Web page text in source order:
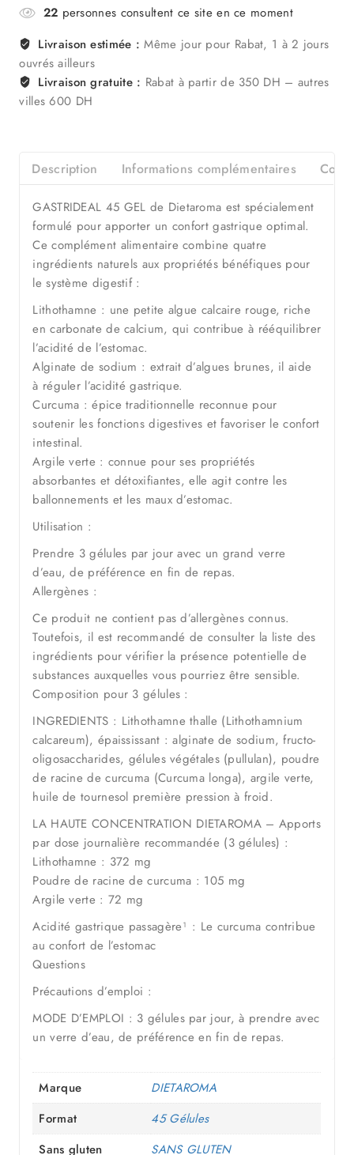
22 personnes consultent ce site en ce moment
Livraison estimée : Même jour pour Rabat, 1 à 2 jours
ouvrés ailleurs
Livraison gratuite : Rabat à partir de 350 DH – autres
villes 600 DH
Description Informations complémentaires
GASTRIDEAL 45 GEL de Dietaroma est spécialement
formulé pour apporter un confort gastrique optimal.
Ce complément alimentaire combine quatre
ingrédients naturels aux propriétés bénéfiques pour
le système digestif :
Lithothamne : une petite algue calcaire rouge, riche
en carbonate de calcium, qui contribue à rééquilibrer
l’acidité de l’estomac.
Alginate de sodium : extrait d’algues brunes, il aide
à réguler l’acidité gastrique.
Curcuma : épice traditionnelle reconnue pour
soutenir les fonctions digestives et favoriser le confort
intestinal.
Argile verte : connue pour ses propriétés
absorbantes et détoxifiantes, elle agit contre les
ballonnements et les maux d’estomac.
Utilisation :
Prendre 3 gélules par jour avec un grand verre
d’eau, de préférence en fin de repas.
Allergènes :
Ce produit ne contient pas d’allergènes connus.
Toutefois, il est recommandé de consulter la liste des
ingrédients pour vérifier la présence potentielle de
substances auxquelles vous pourriez être sensible.
Composition pour 3 gélules :
INGREDIENTS : Lithothamne thalle (Lithothamnium
calcareum), épaississant : alginate de sodium, fructo-
oligosaccharides, gélules végétales (pullulan), poudre
de racine de curcuma (Curcuma longa), argile verte,
huile de tournesol première pression à froid.
LA HAUTE CONCENTRATION DIETAROMA – Apports
par dose journalière recommandée (3 gélules) :
Lithothamne : 372 mg
Poudre de racine de curcuma : 105 mg
Argile verte : 72 mg
Acidité gastrique passagère¹ : Le curcuma contribue
au confort de l’estomac
Questions
Précautions d’emploi :
MODE D’EMPLOI : 3 gélules par jour, à prendre avec
un verre d’eau, de préférence en fin de repas.
Marque
DIETAROMA
Format
45 Gélules
Sans gluten
SANS GLUTEN